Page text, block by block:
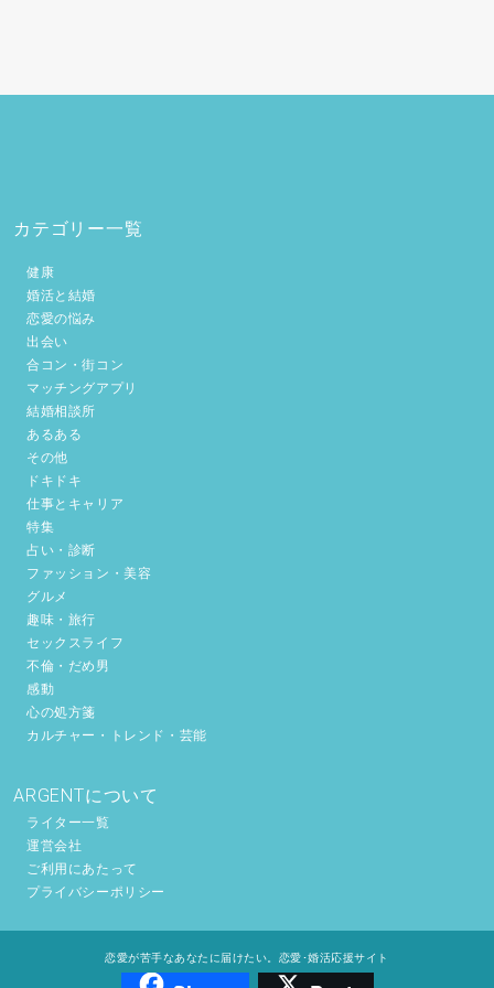
カテゴリー一覧
健康
婚活と結婚
恋愛の悩み
出会い
合コン・街コン
マッチングアプリ
結婚相談所
あるある
その他
ドキドキ
仕事とキャリア
特集
占い・診断
ファッション・美容
グルメ
趣味・旅行
セックスライフ
不倫・だめ男
感動
心の処方箋
カルチャー・トレンド・芸能
ARGENTについて
ライター一覧
運営会社
ご利用にあたって
プライバシーポリシー
恋愛が苦手なあなたに届けたい。恋愛･婚活応援サイト